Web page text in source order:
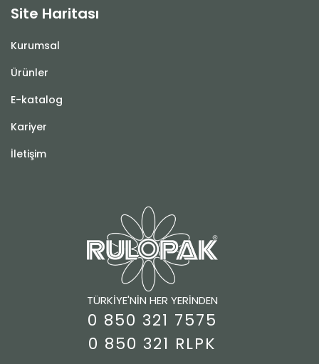
Site Haritası
Kurumsal
Ürünler
E-katalog
Kariyer
İletişim
TÜRKİYE'NİN HER YERİNDEN
0 850 321 7575
0 850 321 RLPK